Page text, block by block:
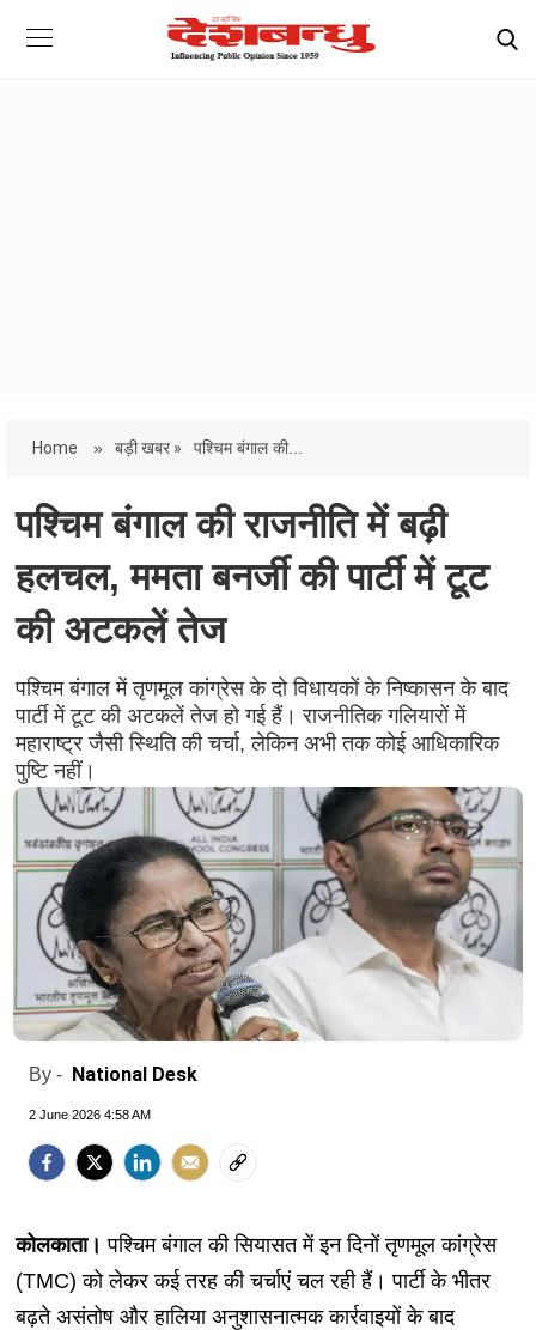
Home » बड़ी खबर » पश्चिम बंगाल की...
पश्चिम बंगाल की राजनीति में बढ़ी
हलचल, ममता बनर्जी की पार्टी में टूट
की अटकलें तेज
पश्चिम बंगाल में तृणमूल कांग्रेस के दो विधायकों के निष्कासन के बाद
पार्टी में टूट की अटकलें तेज हो गई हैं। राजनीतिक गलियारों में
महाराष्ट्र जैसी स्थिति की चर्चा, लेकिन अभी तक कोई आधिकारिक
पुष्टि नहीं।
By - National Desk
2 June 2026 4:58 AM
कोलकाता। पश्चिम बंगाल की सियासत में इन दिनों तृणमूल कांग्रेस
(TMC) को लेकर कई तरह की चर्चाएं चल रही हैं। पार्टी के भीतर
बढ़ते असंतोष और हालिया अनुशासनात्मक कार्रवाइयों के बाद